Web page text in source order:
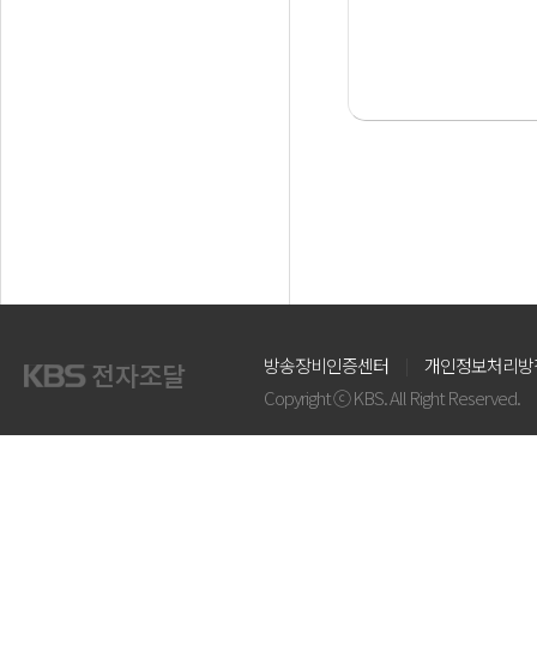
방송장비인증센터
개인정보처리
Copyright ⓒ KBS. All Right Reserved.